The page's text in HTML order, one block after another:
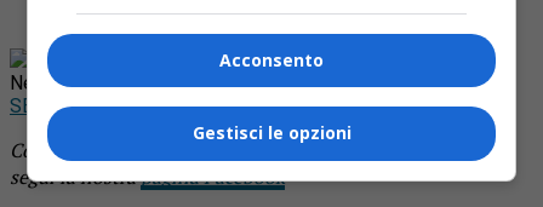
Rimani aggiornato seguendoci su Google
News!
SEGUICI
Continua a leggere le notizie di Notizia Oggi Borgosesiae
segui la nostrapagina Facebook
Acconsento
Gestisci le opzioni